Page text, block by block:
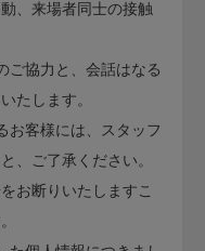
、来場者同士の接触
ご協力と、会話はなる
たします。
お客様には、スタッフ
、ご了承ください。
お断りいたしますこ